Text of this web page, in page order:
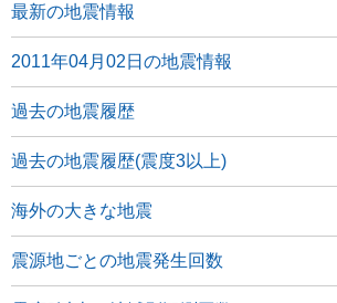
最新の地震情報
2011年04月02日の地震情報
過去の地震履歴
過去の地震履歴(震度3以上)
海外の大きな地震
震源地ごとの地震発生回数